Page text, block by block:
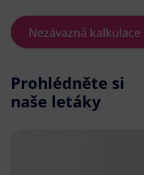
Nezávazná kalkulace
Prohlédněte si
naše letáky